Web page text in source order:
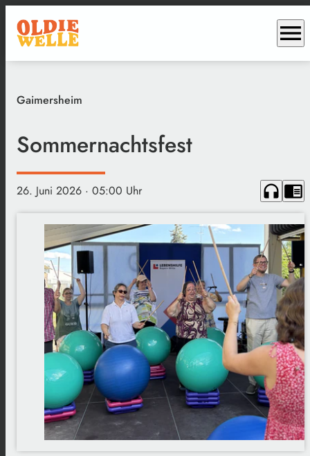
menu
Gaimersheim
Sommernachtsfest
26. Juni 2026 · 05:00 Uhr headphones chrome_reader_mode